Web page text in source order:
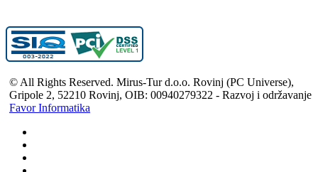
© All Rights Reserved. Mirus-Tur d.o.o. Rovinj (PC Universe),
Gripole 2, 52210 Rovinj, OIB: 00940279322 - Razvoj i održavanje
Favor Informatika